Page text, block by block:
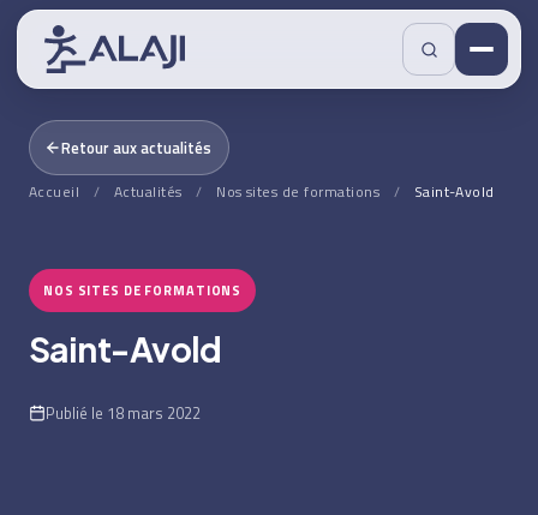
Retour aux actualités
Accueil / Actualités / Nos sites de formations / Saint-Avold
NOS SITES DE FORMATIONS
Saint-Avold
Publié le 18 mars 2022